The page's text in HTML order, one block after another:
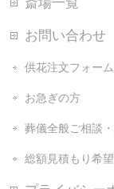
お問い合わせ
供花注文フォーム
お急ぎの方
葬儀全般ご相談
総額見積もり希望